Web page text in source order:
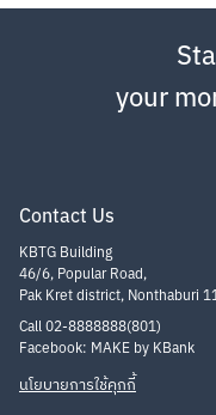
Contact Us
KBTG Building
46/6, Popular Road,
Pak Kret district, Nonthaburi
Call 02-8888888(801)
Facebook: MAKE by KBank
นโยบายการใช้คุกกี้
your